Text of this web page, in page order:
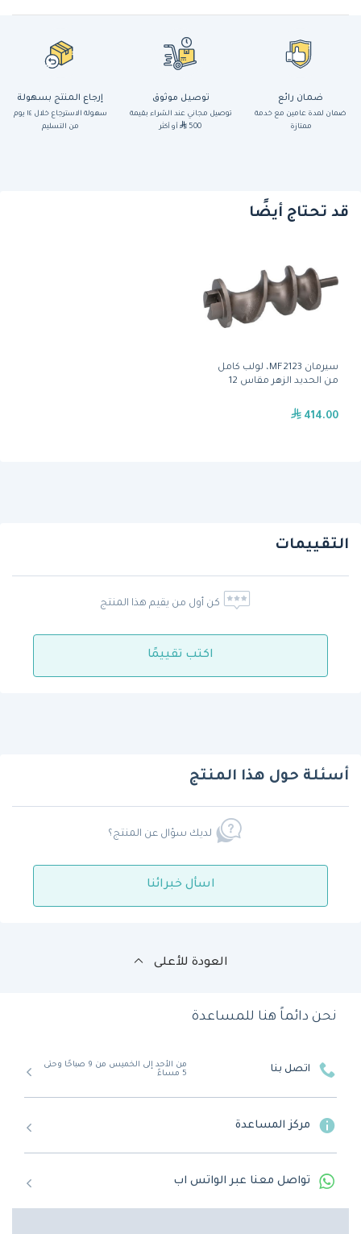
ضمان رائع
ضمان لمدة عامين مع خدمة
ممتازة
توصيل موثوق
توصيل مجاني عند الشراء بقيمة
500
أو أكثر
إرجاع المنتج بسهولة
سهولة الاسترجاع خلال ١٤ يوم
من التسليم
قد تحتاج أيضًا
سيرمان MF2123، لولب كامل
من الحديد الزهر مقاس 12
414.00
التقييمات
كن أول من يقيم هذا المنتج
اكتب تقييمًا
أسئلة حول هذا المنتج
لديك سؤال عن المنتج؟
اسأل خبرائنا
العودة للأعلى
نحن دائماً هنا للمساعدة
اتصل بنا
من الأحد إلى الخميس من 9 صباحًا وحتى
5 مساءً
مركز المساعدة
تواصل معنا عبر الواتس اب